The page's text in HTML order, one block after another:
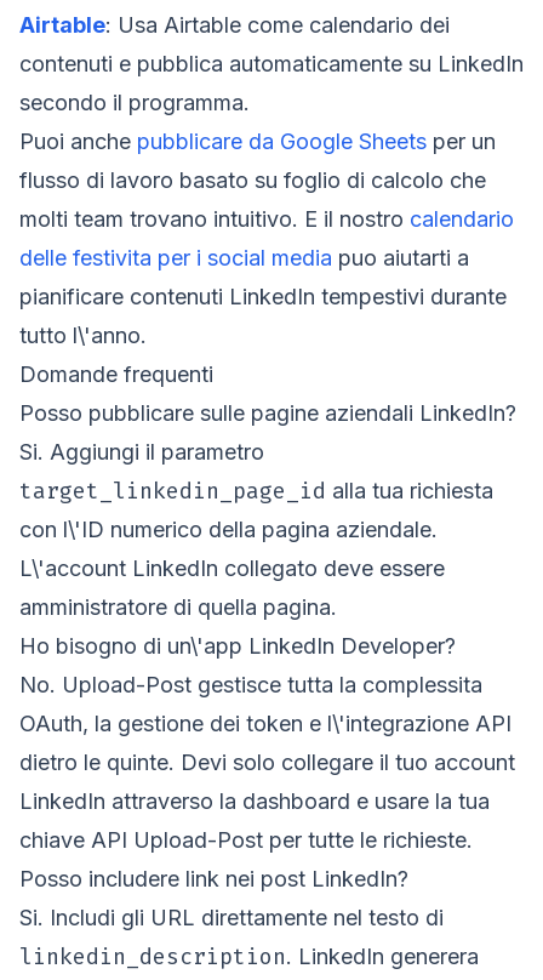
Airtable: Usa Airtable come calendario dei
contenuti e pubblica automaticamente su LinkedIn
secondo il programma.
Puoi anche pubblicare da Google Sheets per un
flusso di lavoro basato su foglio di calcolo che
molti team trovano intuitivo. E il nostro calendario
delle festivita per i social media puo aiutarti a
pianificare contenuti LinkedIn tempestivi durante
tutto l\'anno.
Domande frequenti
Posso pubblicare sulle pagine aziendali LinkedIn?
Si. Aggiungi il parametro
target_linkedin_page_id alla tua richiesta
con l\'ID numerico della pagina aziendale.
L\'account LinkedIn collegato deve essere
amministratore di quella pagina.
Ho bisogno di un\'app LinkedIn Developer?
No. Upload-Post gestisce tutta la complessita
OAuth, la gestione dei token e l\'integrazione API
dietro le quinte. Devi solo collegare il tuo account
LinkedIn attraverso la dashboard e usare la tua
chiave API Upload-Post per tutte le richieste.
Posso includere link nei post LinkedIn?
Si. Includi gli URL direttamente nel testo di
linkedin_description. LinkedIn generera